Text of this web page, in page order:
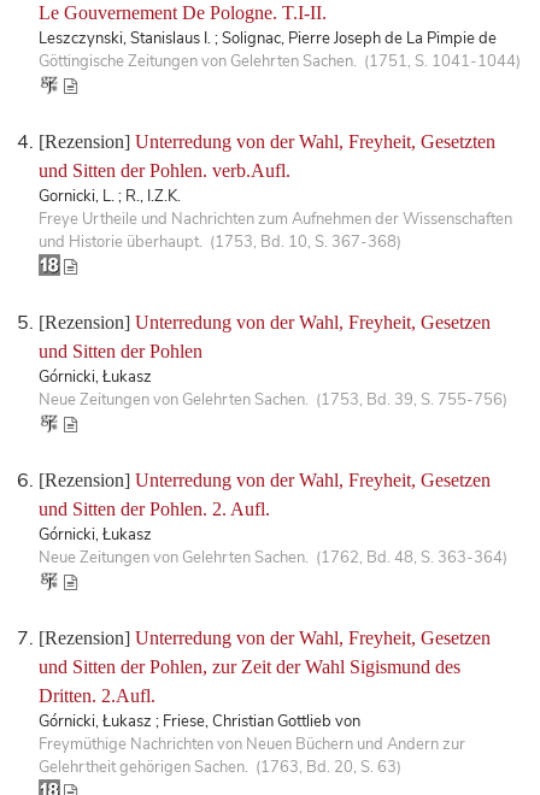
Le Gouvernement De Pologne. T.I-II.
Leszczynski, Stanislaus I. ; Solignac, Pierre Joseph de La Pimpie de
Göttingische Zeitungen von Gelehrten Sachen. (1751, S. 1041-1044)
[Rezension] Unterredung von der Wahl, Freyheit, Gesetzten
und Sitten der Pohlen. verb.Aufl.
Gornicki, L. ; R., I.Z.K.
Freye Urtheile und Nachrichten zum Aufnehmen der Wissenschaften
und Historie überhaupt. (1753, Bd. 10, S. 367-368)
[Rezension] Unterredung von der Wahl, Freyheit, Gesetzen
und Sitten der Pohlen
Górnicki, Łukasz
Neue Zeitungen von Gelehrten Sachen. (1753, Bd. 39, S. 755-756)
[Rezension] Unterredung von der Wahl, Freyheit, Gesetzen
und Sitten der Pohlen. 2. Aufl.
Górnicki, Łukasz
Neue Zeitungen von Gelehrten Sachen. (1762, Bd. 48, S. 363-364)
[Rezension] Unterredung von der Wahl, Freyheit, Gesetzen
und Sitten der Pohlen, zur Zeit der Wahl Sigismund des
Dritten. 2.Aufl.
Górnicki, Łukasz ; Friese, Christian Gottlieb von
Freymüthige Nachrichten von Neuen Büchern und Andern zur
Gelehrtheit gehörigen Sachen. (1763, Bd. 20, S. 63)